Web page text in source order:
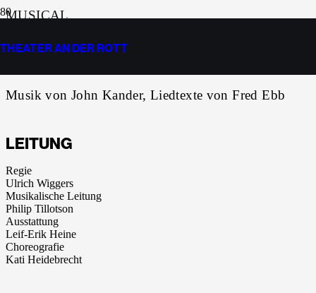
THEATER AN DER ROTT
MUSICAL
CABARET
Musik von John Kander, Liedtexte von Fred Ebb
LEITUNG
Regie
Ulrich Wiggers
Musikalische Leitung
Philip Tillotson
Ausstattung
Leif-Erik Heine
Choreografie
Kati Heidebrecht